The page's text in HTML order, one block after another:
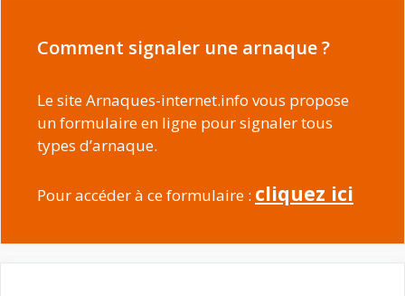
Comment signaler une arnaque ?
Le site Arnaques-internet.info vous propose
un formulaire en ligne pour signaler tous
types d’arnaque.
Pour accéder à ce formulaire : cliquez ici